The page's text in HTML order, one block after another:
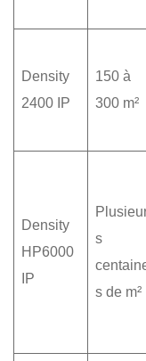
Density
2400 IP
150 à
300 m²
Density
HP6000
IP
s
s de m²